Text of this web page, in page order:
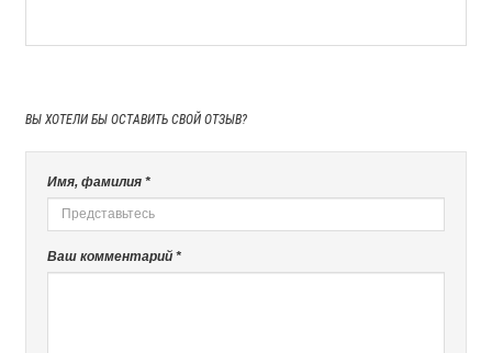
ВЫ ХОТЕЛИ БЫ ОСТАВИТЬ СВОЙ ОТЗЫВ?
Имя, фамилия *
Ваш комментарий *